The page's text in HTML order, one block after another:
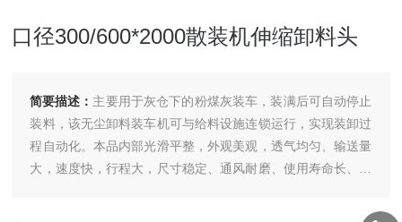
口径300/600*2000散装机伸缩卸料头
简要描述： 主要用于灰仓下的粉煤灰装车，装满后可自动停止
装料，该无尘卸料装车机可与给料设施连锁运行，实现装卸过
程自动化。本品内部光滑平整，外观美观，透气均匀、输送量
大，速度快，行程大，尺寸稳定、通风耐磨、使用寿命长、节